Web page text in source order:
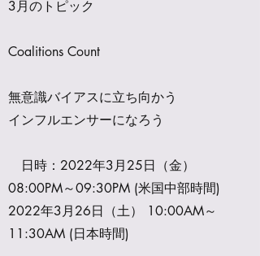
3月のトピック
Coalitions Count
無意識バイアスに立ち向かう
インフルエンサーになろう
日時：2022年3月25日（金）
08:00PM～09:30PM (米国中部時間)
2022年3月26日（土） 10:00AM～
11:30AM (日本時間)